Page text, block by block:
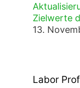
Zielwerte
13.
Labor